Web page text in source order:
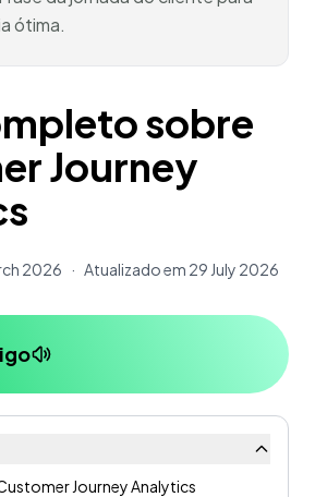
ótima.
sobre
Journey
2026 · Atualizado em 29 July 2026
Journey Analytics